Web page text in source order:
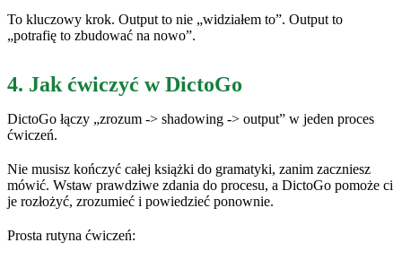
To kluczowy krok. Output to nie „widziałem to”. Output to
„potrafię to zbudować na nowo”.
4. Jak ćwiczyć w DictoGo
DictoGo łączy „zrozum -> shadowing -> output” w jeden proces
ćwiczeń.
Nie musisz kończyć całej książki do gramatyki, zanim zaczniesz
mówić. Wstaw prawdziwe zdania do procesu, a DictoGo pomoże ci
je rozłożyć, zrozumieć i powiedzieć ponownie.
Prosta rutyna ćwiczeń: